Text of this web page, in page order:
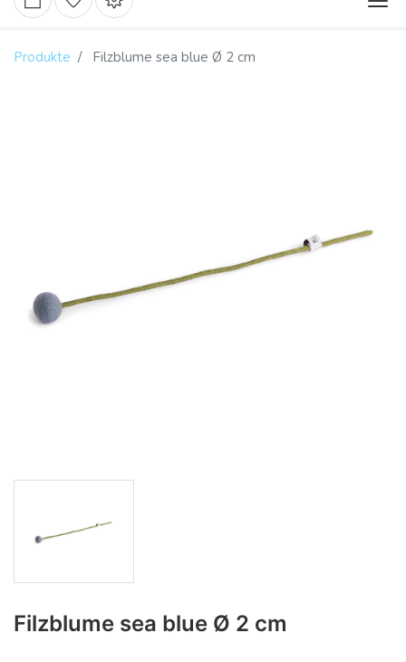
Produkte Filzblume sea blue Ø 2 cm
Filzblume sea blue Ø 2 cm